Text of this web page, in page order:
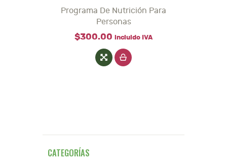
Programa De Nutrición Para
Personas
$300.00 incluido IVA
CATEGORÍAS